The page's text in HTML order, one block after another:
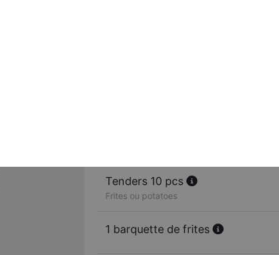
Tenders 10 pcs
Frites ou potatoes
1 barquette de frites